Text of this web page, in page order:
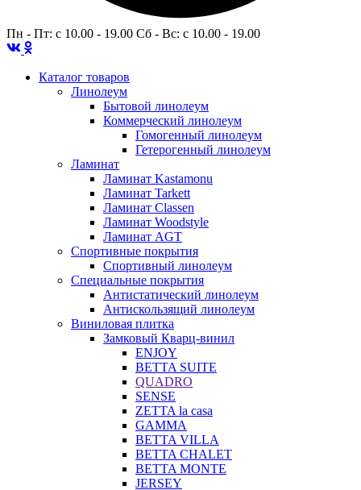
Пн - Пт: c 10.00 - 19.00 Сб - Вс: c 10.00 - 19.00
Каталог товаров
Линолеум
Бытовой линолеум
Коммерческий линолеум
Гомогенный линолеум
Гетерогенный линолеум
Ламинат
Ламинат Kastamonu
Ламинат Tarkett
Ламинат Classen
Ламинат Woodstyle
Ламинат AGT
Спортивные покрытия
Спортивный линолеум
Специальные покрытия
Антистатический линолеум
Антискользящий линолеум
Виниловая плитка
Замковый Кварц-винил
ENJOY
BETTA SUITE
QUADRO
SENSE
ZETTA la casa
GAMMA
BETTA VILLA
BETTA CHALET
BETTA MONTE
JERSEY